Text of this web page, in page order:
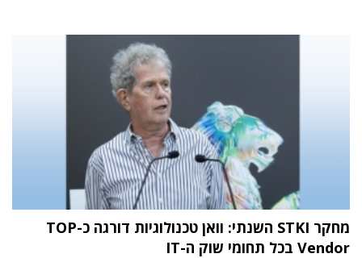
מחקר STKI השנתי: וואן טכנולוגיות דורגה כ-TOP
Vendor בכל תחומי שוק ה-IT